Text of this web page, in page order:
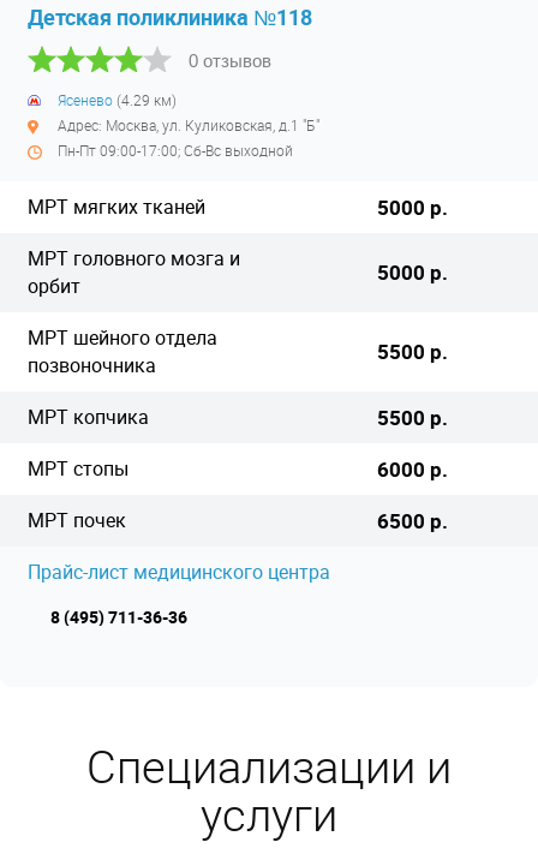
Детская поликлиника №118
0 отзывов
Ясенево(4.29 км)
Адрес: Москва, ул. Куликовская, д.1 "Б"
Пн-Пт 09:00-17:00; Сб-Вс выходной
МРТ мягких тканей 5000 р.
МРТ головного мозга и
орбит
5000 р.
МРТ шейного отдела
позвоночника
5500 р.
МРТ копчика 5500 р.
МРТ стопы 6000 р.
МРТ почек 6500 р.
Прайс-лист медицинского центра
8 (495) 711-36-36
Специализации и
услуги